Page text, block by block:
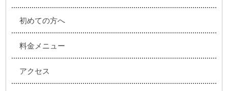
初めての方へ
料金メニュー
アクセス